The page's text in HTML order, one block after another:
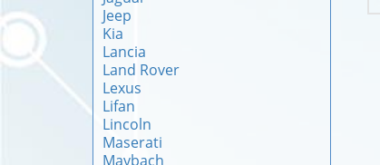
Jeep
Kia
Lancia
Land Rover
Lexus
Lifan
Lincoln
Maserati
Maybach